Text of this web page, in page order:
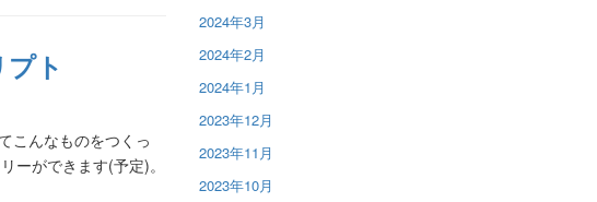
ト
こんなものをつくっ
ーができます(予定)。
2024年3月
2024年2月
2024年1月
2023年12月
2023年11月
2023年10月